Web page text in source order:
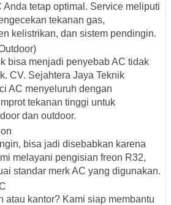
Anda tetap optimal. Service meliputi
tekanan gas,
kelistrikan, dan sistem pendingin.
bisa menjadi penyebab AC tidak
CV. Sejahtera Jaya Teknik
AC menyeluruh dengan
tekanan tinggi untuk
dan outdoor.
bisa jadi disebabkan karena
melayani pengisian freon R32,
standar merk AC yang digunakan.
atau kantor? Kami siap membantu